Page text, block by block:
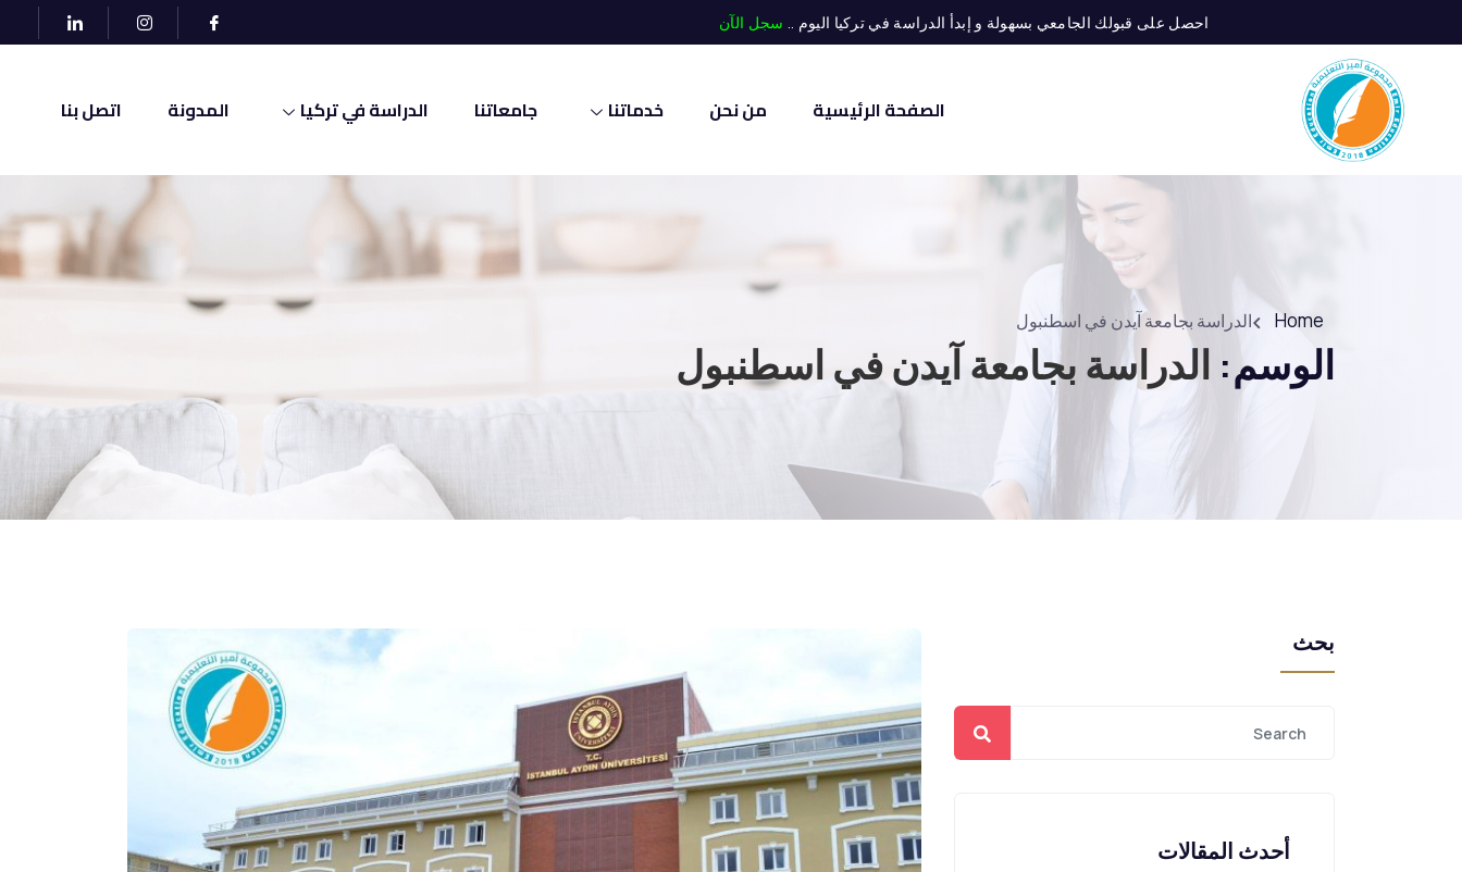
احصل على قبولك الجامعي بسهولة و إبدأ الدراسة في تركيا اليوم .. سجل الآن
الصفحة الرئيسية من نحن خدماتنا جامعاتنا الدراسة في تركيا المدونة اتصل بنا
Home الدراسة بجامعة آيدن في اسطنبول
الوسم: الدراسة بجامعة آيدن في اسطنبول
بحث
أحدث المقالات